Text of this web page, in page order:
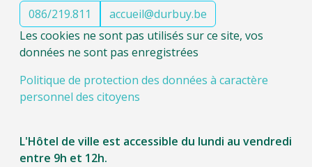
086/219.811
accueil@durbuy.be
Les cookies ne sont pas utilisés sur ce site, vos
données ne sont pas enregistrées
Politique de protection des données à caractère
personnel des citoyens
L'Hôtel de ville est accessible du lundi au vendredi
entre 9h et 12h.